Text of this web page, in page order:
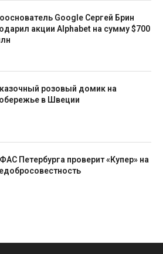
Google Сергей Брин
акции Alphabet на сумму $700
розовый домик на
в Швеции
Петербурга проверит «Купер» на